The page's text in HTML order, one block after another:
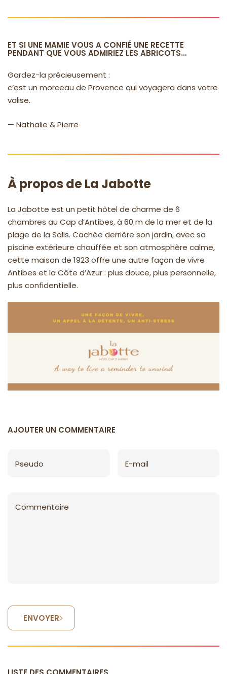
ET SI UNE MAMIE VOUS A CONFIÉ UNE RECETTE
PENDANT QUE VOUS ADMIRIEZ LES ABRICOTS…
Gardez-la précieusement :
c’est un morceau de Provence qui voyagera dans votre
valise.
— Nathalie & Pierre
À propos de La Jabotte
La Jabotte est un petit hôtel de charme de 6
chambres au Cap d’Antibes, à 60 m de la mer et de la
plage de la Salis. Cachée derrière son jardin, avec sa
piscine extérieure chauffée et son atmosphère calme,
cette maison de 1923 offre une autre façon de vivre
Antibes et la Côte d’Azur : plus douce, plus personnelle,
plus confidentielle.
AJOUTER UN COMMENTAIRE
Pseudo E-mail
Commentaire
ENVOYER